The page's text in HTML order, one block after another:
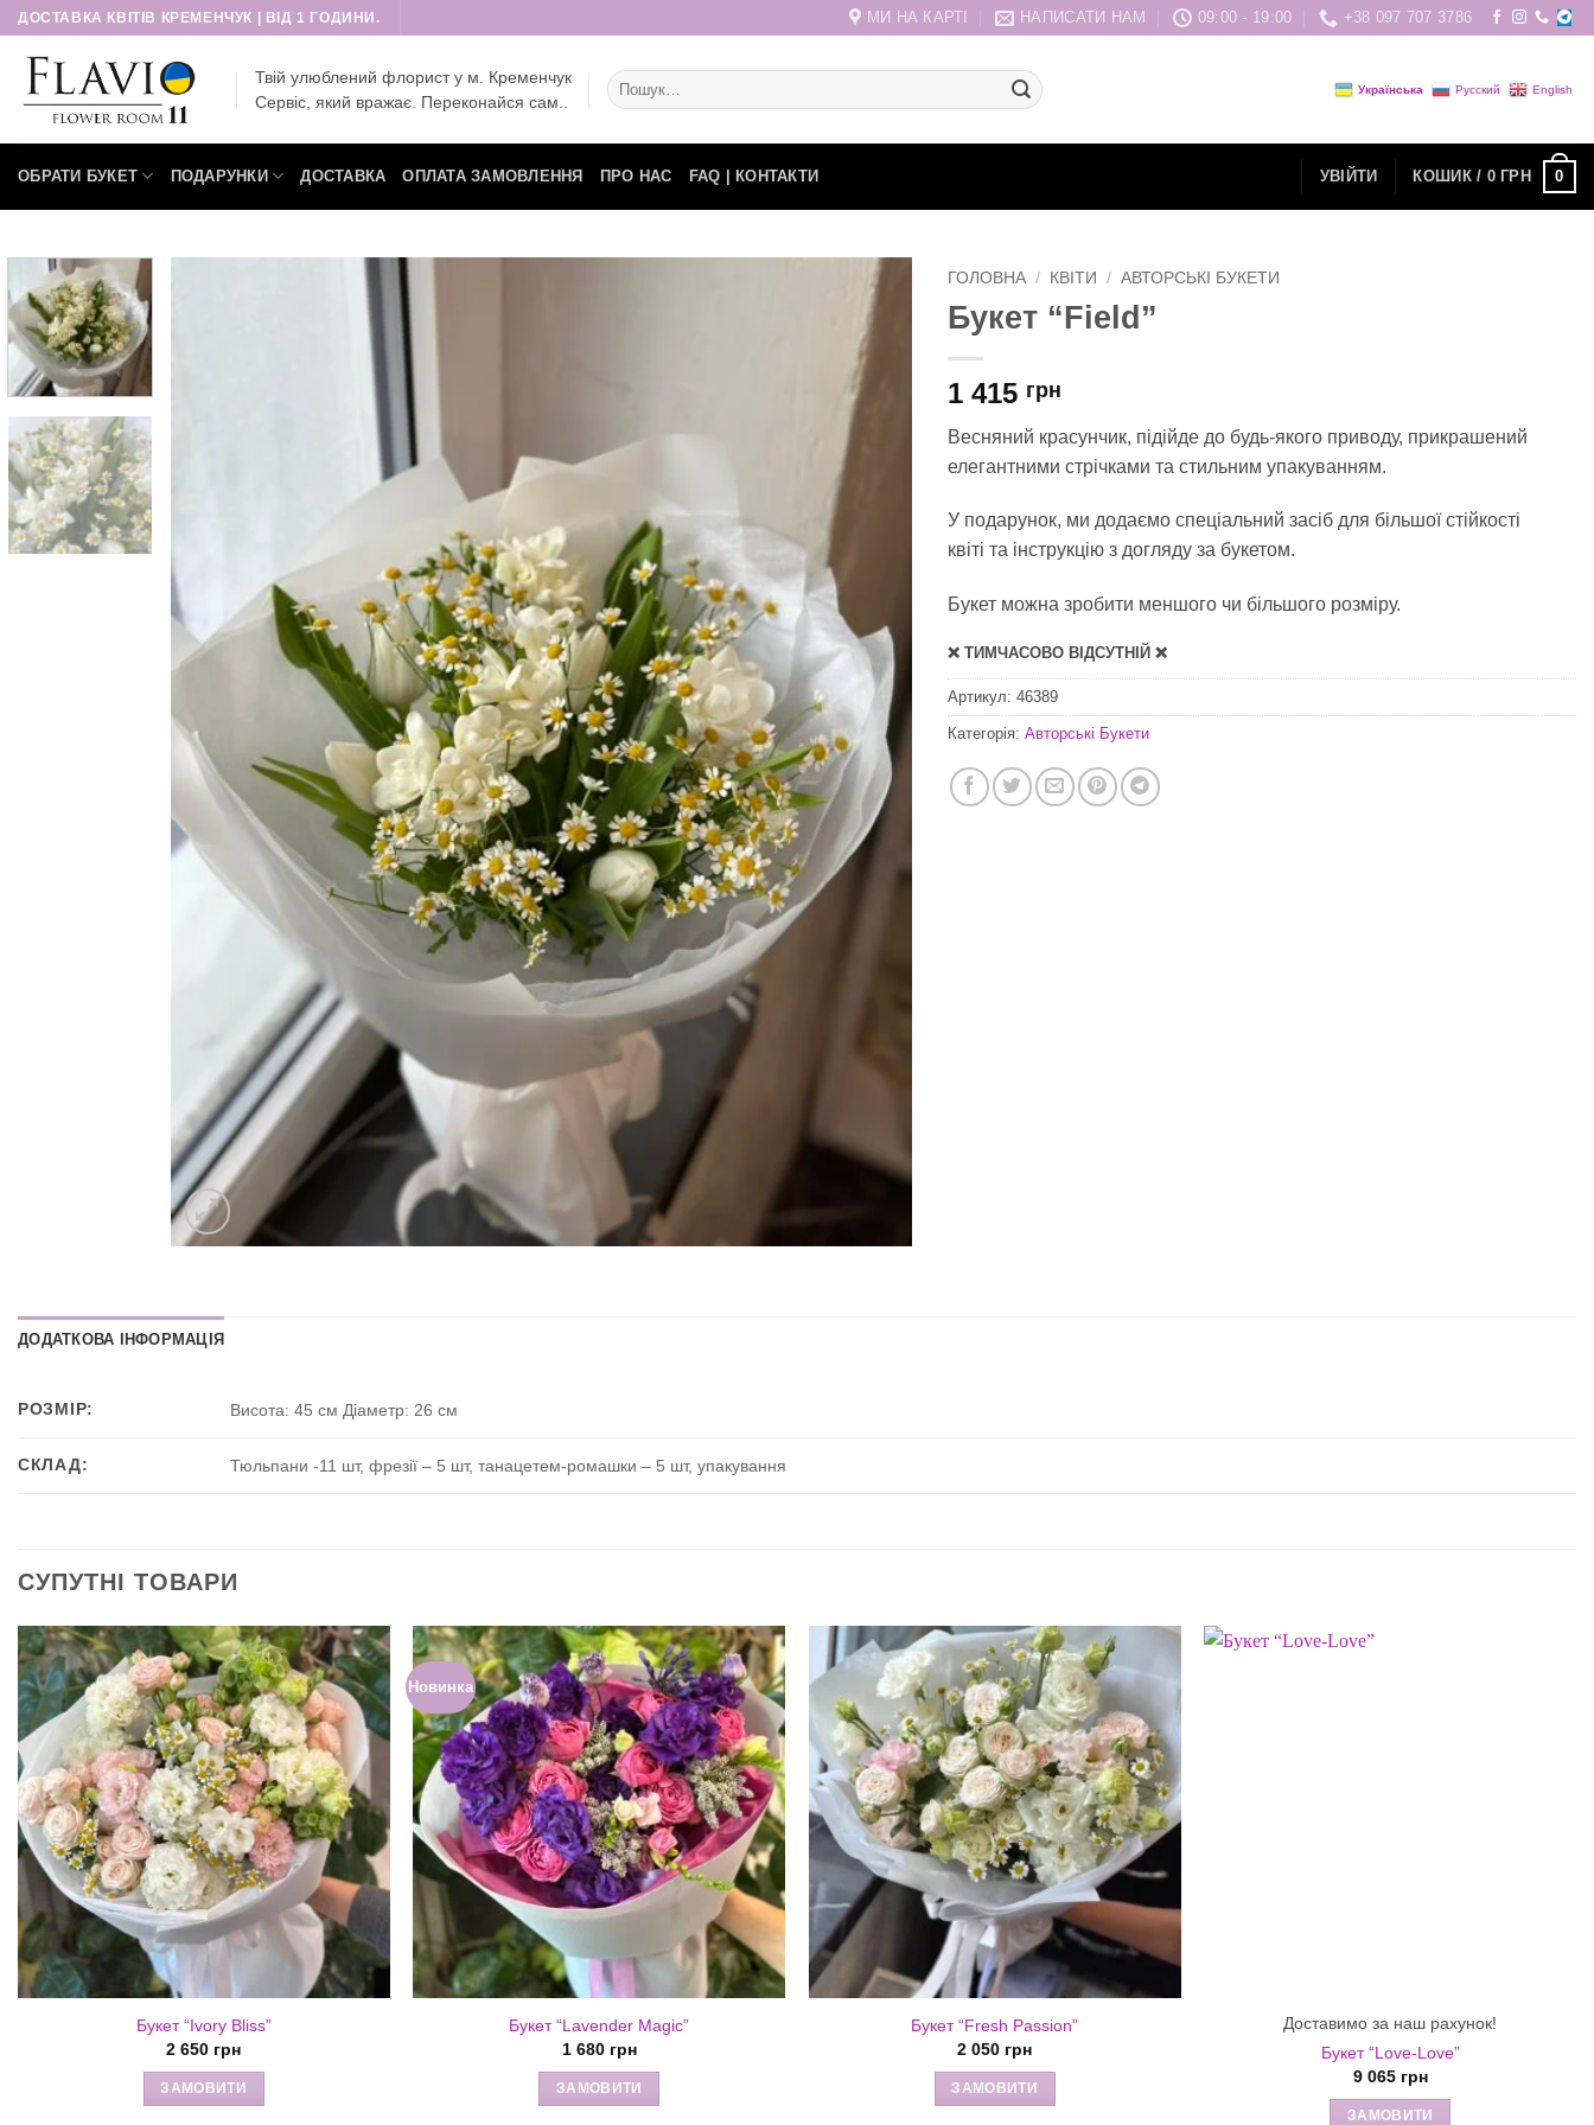
Пропустити
ДОСТАВКА КВІТІВ КРЕМЕНЧУК | ВІД 1 ГОДИНИ. МИ НА КАРТІ НАПИСАТИ НАМ 09:00 - 19:00 +38 097 707 3786
Твій улюблений флорист у м. Кременчук
Сервіс, який вражає. Переконайся сам..
Шукати:
Українська Русский English
ОБРАТИ БУКЕТ ПОДАРУНКИ ДОСТАВКА ОПЛАТА ЗАМОВЛЕННЯ ПРО НАС FAQ | КОНТАКТИ УВІЙТИ КОШИК / 0 ГРН 0
ГОЛОВНА / КВІТИ / АВТОРСЬКІ БУКЕТИ
Букет “Field”
1 415 грн
Весняний красунчик, підійде до будь-якого приводу, прикрашений
елегантними стрічками та стильним упакуванням.
У подарунок, ми додаємо спеціальний засіб для більшої стійкості
квіті та інструкцію з догляду за букетом.
Букет можна зробити меншого чи більшого розміру.
❌ ТИМЧАСОВО ВІДСУТНІЙ ❌
Артикул: 46389
Категорія: Авторські Букети
ДОДАТКОВА ІНФОРМАЦІЯ
РОЗМІР: Висота: 45 см Діаметр: 26 см
СКЛАД: Тюльпани -11 шт, фрезії – 5 шт, танацетем-ромашки – 5 шт, упакування
СУПУТНІ ТОВАРИ
Букет “Ivory Bliss”
2 650 грн
ЗАМОВИТИ
Новинка
Букет “Lavender Magic”
1 680 грн
ЗАМОВИТИ
Букет “Fresh Passion”
2 050 грн
ЗАМОВИТИ
Доставимо за наш рахунок!
Букет “Love-Love”
9 065 грн
ЗАМОВИТИ